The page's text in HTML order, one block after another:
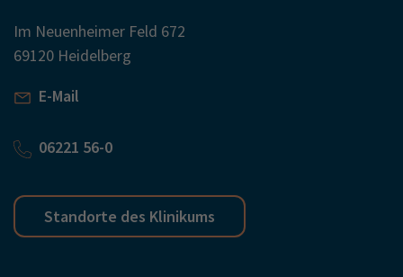
Im Neuenheimer Feld 672
69120 Heidelberg
E-Mail
06221 56-0
Standorte des Klinikums